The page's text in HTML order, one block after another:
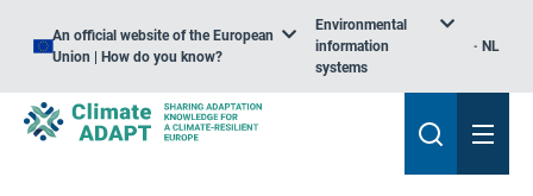
An official website of the European
Union | How do you know?
Environmental
information
systems
NL